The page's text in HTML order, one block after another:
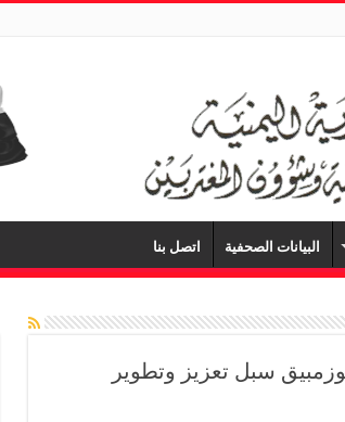
البيانات الصحفية اتصل بنا
سبل تعزيز وتطوير